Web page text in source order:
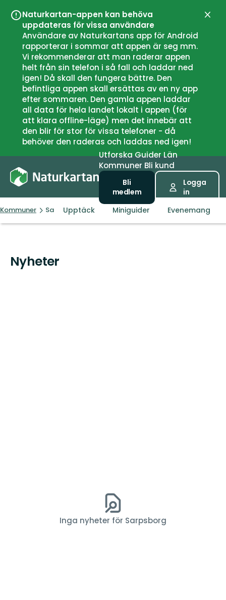
Naturkartan-appen kan behöva
uppdateras för vissa användare
Användare av Naturkartans app för Android
rapporterar i sommar att appen är seg mm.
Vi rekommenderar att man raderar appen
helt från sin telefon i så fall och laddar ned
igen! Då skall den fungera bättre. Den
befintliga appen skall ersättas av en ny app
efter sommaren. Den gamla appen laddar
all data för hela landet lokalt i appen (för
att klara offline-läge) men det innebär att
den blir för stor för vissa telefoner - då
behöver den raderas och laddas ned igen!
UtforskaGuiderLän
Kommuner Bli kund
Bli
medlem
Logga
in
Kommuner Sarpsborg
Upptäck Miniguider Evenemang
Nyheter
Inga nyheter för Sarpsborg